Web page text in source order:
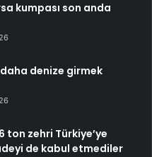
kumpası son anda
denize girmek
ton zehri Türkiye’ye
de kabul etmediler